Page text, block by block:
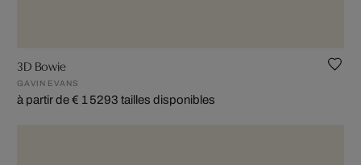
3D Bowie
GAVIN EVANS
à partir de € 1 5293 tailles disponibles